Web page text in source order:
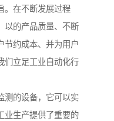
。在不断发展过程
以的产品质量、不断
节约成本、并为用户
们立足工业自动化行
测的设备，它可以实
业生产提供了重要的